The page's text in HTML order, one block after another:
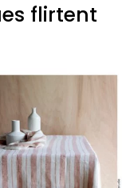
flirtent